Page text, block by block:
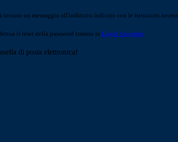
inviato un messaggio all'indirizzo indicato con le istruzioni
il reset della password tramite la Login Spaggiari
di posta elettronica!